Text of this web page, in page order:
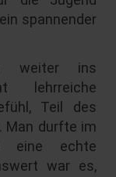
spannender
weiter ins
lehrreiche
Teil des
Man durfte im
eine echte
war es,